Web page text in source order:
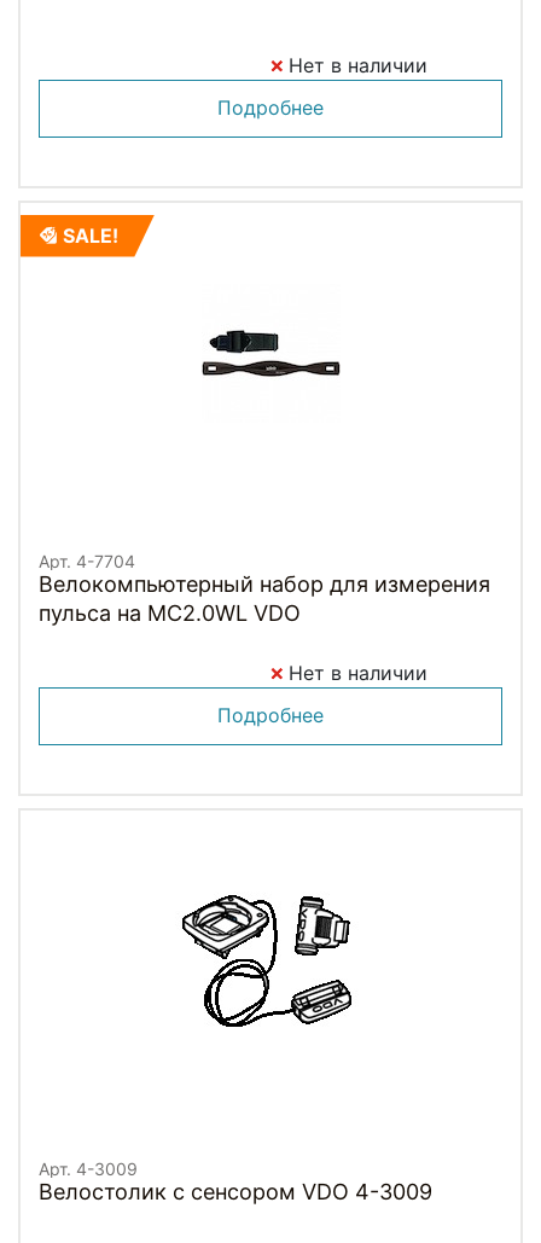
Нет в наличии
Подробнее
SALE!
Арт. 4-7704
Велокомпьютерный набор для измерения
пульса на MC2.0WL VDO
Нет в наличии
Подробнее
Арт. 4-3009
Велостолик с сенсором VDO 4-3009